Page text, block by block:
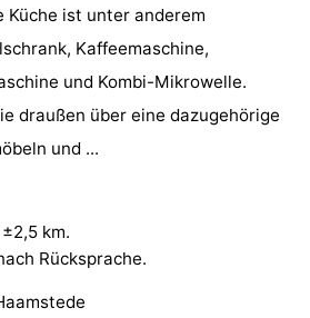
Küche ist unter anderem
Kaffeemaschine,
und Kombi-Mikrowelle.
draußen über eine dazugehörige
und ...
±2,5 km.
Rücksprache.